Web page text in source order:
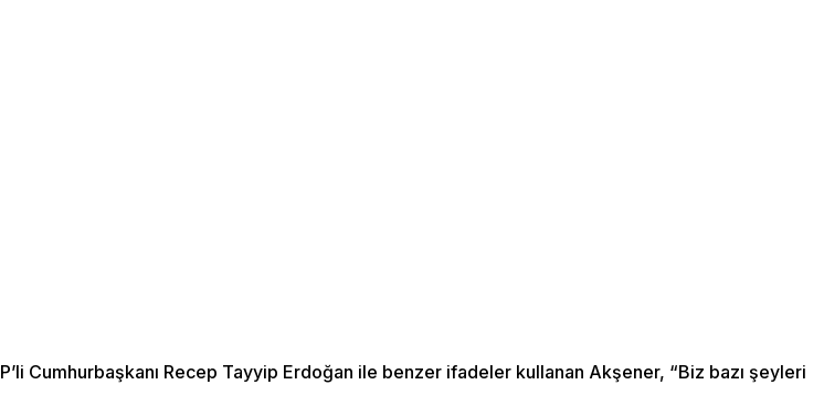
Cumhurbaşkanı Recep Tayyip Erdoğan ile benzer ifadeler kullanan Akşener, “Biz bazı şeyleri